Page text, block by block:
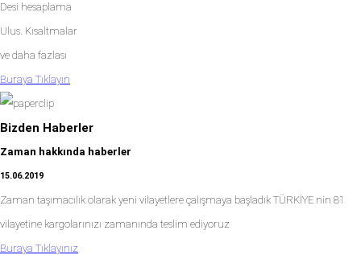
Desi hesaplama
Ulus. Kısaltmalar
ve daha fazlası
Buraya Tıklayın
Bizden Haberler
Zaman hakkında haberler
15.06.2019
Zaman taşımacılık olarak yeni vilayetlere çalışmaya başladık TÜRKİYE nin 81
vilayetine kargolarınızı zamanında teslim ediyoruz
Buraya Tıklayınız